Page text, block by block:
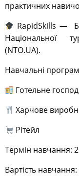
практичних
RapidSkills —
Національної
(NTO.UA).
Навчальні
Готельне
Харчове
Рітейл
Термін навчання:
Вартість